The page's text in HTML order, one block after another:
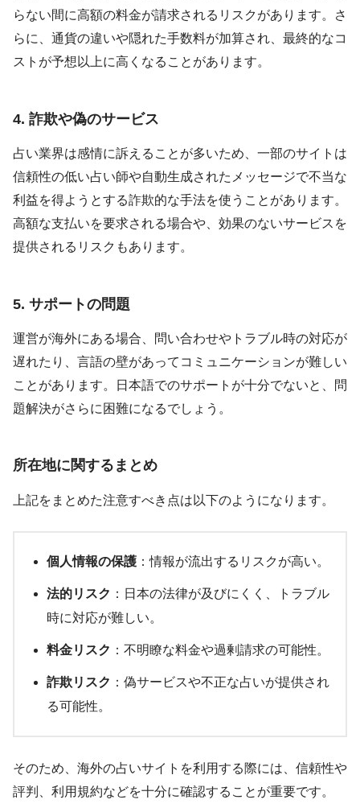
らない間に高額の料金が請求されるリスクがあります。さ
らに、通貨の違いや隠れた手数料が加算され、最終的なコ
ストが予想以上に高くなることがあります。
4. 詐欺や偽のサービス
占い業界は感情に訴えることが多いため、一部のサイトは
信頼性の低い占い師や自動生成されたメッセージで不当な
利益を得ようとする詐欺的な手法を使うことがあります。
高額な支払いを要求される場合や、効果のないサービスを
提供されるリスクもあります。
5. サポートの問題
運営が海外にある場合、問い合わせやトラブル時の対応が
遅れたり、言語の壁があってコミュニケーションが難しい
ことがあります。日本語でのサポートが十分でないと、問
題解決がさらに困難になるでしょう。
所在地に関するまとめ
上記をまとめた注意すべき点は以下のようになります。
個人情報の保護 ：情報が流出するリスクが高い。
法的リスク ：日本の法律が及びにくく、トラブル
時に対応が難しい。
料金リスク ：不明瞭な料金や過剰請求の可能性。
詐欺リスク ：偽サービスや不正な占いが提供され
る可能性。
そのため、海外の占いサイトを利用する際には、信頼性や
評判、利用規約などを十分に確認することが重要です。